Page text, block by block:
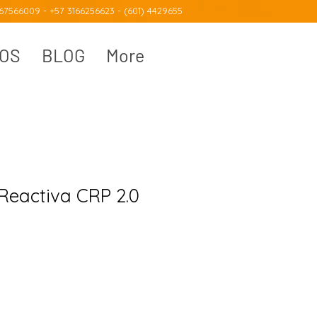
- +57 3166256623 - (601) 4429655
BLOG More
CRP 2.0